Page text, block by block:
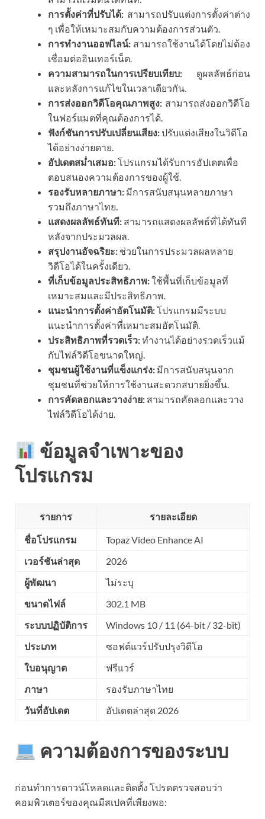
การตั้งค่าที่ปรับได้: สามารถปรับแต่งการตั้งค่าต่าง
ๆ เพื่อให้เหมาะสมกับความต้องการส่วนตัว.
การทำงานออฟไลน์: สามารถใช้งานได้โดยไม่ต้อง
เชื่อมต่ออินเทอร์เน็ต.
ความสามารถในการเปรียบเทียบ: ดูผลลัพธ์ก่อน
และหลังการแก้ไขในเวลาเดียวกัน.
การส่งออกวิดีโอคุณภาพสูง: สามารถส่งออกวิดีโอ
ในฟอร์แมตที่คุณต้องการได้.
ฟังก์ชันการปรับเปลี่ยนเสียง:ปรับแต่งเสียงในวิดีโอ
ได้อย่างง่ายดาย.
อัปเดตสม่ำเสมอ:โปรแกรมได้รับการอัปเดตเพื่อ
ตอบสนองความต้องการของผู้ใช้.
รองรับหลายภาษา: มีการสนับสนุนหลายภาษา
รวมถึงภาษาไทย.
แสดงผลลัพธ์ทันที: สามารถแสดงผลลัพธ์ที่ได้ทันที
หลังจากประมวลผล.
สรุปงานอัจฉริยะ: ช่วยในการประมวลผลหลาย
วิดีโอได้ในครั้งเดียว.
ที่เก็บข้อมูลประสิทธิภาพ:ใช้พื้นที่เก็บข้อมูลที่
เหมาะสมและมีประสิทธิภาพ.
แนะนำการตั้งค่าอัตโนมัติ:โปรแกรมมีระบบ
แนะนำการตั้งค่าที่เหมาะสมอัตโนมัติ.
ประสิทธิภาพที่รวดเร็ว:ทำงานได้อย่างรวดเร็วแม้
กับไฟล์วิดีโอขนาดใหญ่.
ชุมชนผู้ใช้งานที่แข็งแกร่ง: มีการสนับสนุนจาก
ชุมชนที่ช่วยให้การใช้งานสะดวกสบายยิ่งขึ้น.
การคัดลอกและวางง่าย: สามารถคัดลอกและวาง
ไฟล์วิดีโอได้ง่าย.
ข้อมูลจำเพาะของ
โปรแกรม
รายการ รายละเอียด
ชื่อโปรแกรม
Topaz Video Enhance AI
เวอร์ชันล่าสุด
2026
ผู้พัฒนา
ไม่ระบุ
ขนาดไฟล์
302.1 MB
ระบบปฏิบัติการ
Windows 10 / 11 (64-bit / 32-bit)
ประเภท
ซอฟต์แวร์ปรับปรุงวิดีโอ
ใบอนุญาต
ฟรีแวร์
ภาษา
รองรับภาษาไทย
วันที่อัปเดต
อัปเดตล่าสุด 2026
ความต้องการของระบบ
ก่อนทำการดาวน์โหลดและติดตั้ง โปรดตรวจสอบว่า
คอมพิวเตอร์ของคุณมีสเปคที่เพียงพอ: